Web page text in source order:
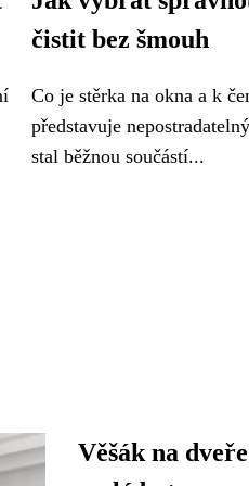
čistit bez šmouh
Co je stěrka na okna a k
představuje
stal běžnou součástí...
Věšák na